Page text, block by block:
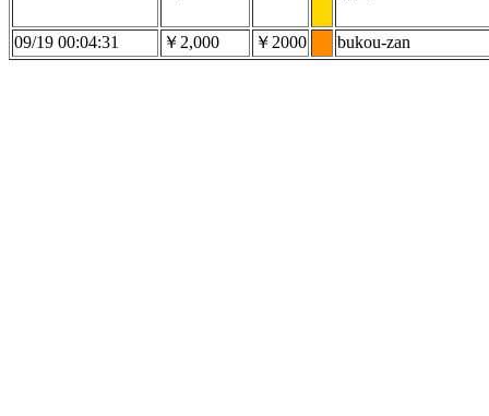
09/19 00:04:31 ￥2,000 ￥2000 bukou-zan